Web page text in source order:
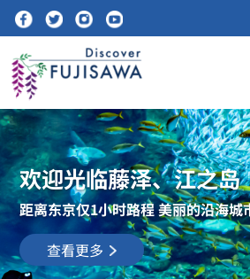
欢迎光临藤泽、江之岛
距离东京仅1小时路程 美丽的沿海城
查看更多